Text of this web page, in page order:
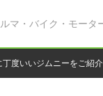
マ・バイク・モータ
度いいジムニーをご紹介